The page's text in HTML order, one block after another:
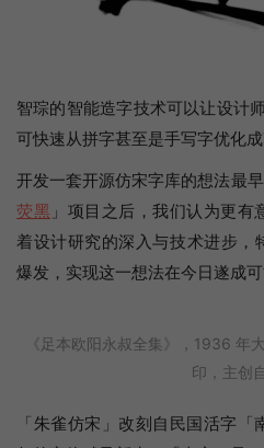
智琮的智能造字技术可以让设计
可快速从拼字甚至是手写字优化成
开发一套开源仿宋字库的想法最
荧黑 」项目之后，我们认为更
着设计研究的深入与技术进步，
爆发，实现这一想法在今日遂成可
《足本欧阳永叔全集》，1936 年
印，主创
「朱雀仿宋」改刻自民国活字